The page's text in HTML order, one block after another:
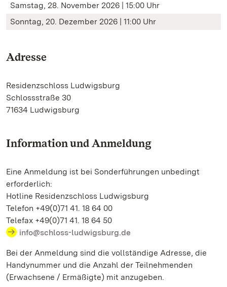
Samstag, 28. November 2026 | 15:00 Uhr
Sonntag, 20. Dezember 2026 | 11:00 Uhr
Adresse
Residenzschloss Ludwigsburg
Schlossstraße 30
71634 Ludwigsburg
Information und Anmeldung
Eine Anmeldung ist bei Sonderführungen unbedingt
erforderlich:
Hotline Residenzschloss Ludwigsburg
Telefon +49(0)71 41. 18 64 00
Telefax +49(0)71 41. 18 64 50
info@schloss-ludwigsburg.de
Bei der Anmeldung sind die vollständige Adresse, die
Handynummer und die Anzahl der Teilnehmenden
(Erwachsene / Ermäßigte) mit anzugeben.